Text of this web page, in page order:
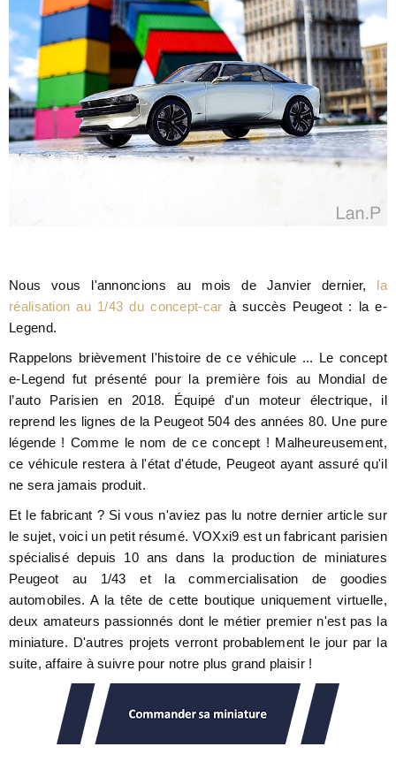
Nous vous l'annoncions au mois de Janvier dernier, la
réalisation au 1/43 du concept-car à succès Peugeot : la e-
Legend.
Rappelons brièvement l'histoire de ce véhicule ... Le concept
e-Legend fut présenté pour la première fois au Mondial de
l’auto Parisien en 2018. Équipé d'un moteur électrique, il
reprend les lignes de la Peugeot 504 des années 80. Une pure
légende ! Comme le nom de ce concept ! Malheureusement,
ce véhicule restera à l'état d'étude, Peugeot ayant assuré qu'il
ne sera jamais produit.
Et le fabricant ? Si vous n'aviez pas lu notre dernier article sur
le sujet, voici un petit résumé. VOXxi9 est un fabricant parisien
spécialisé depuis 10 ans dans la production de miniatures
Peugeot au 1/43 et la commercialisation de goodies
automobiles. A la tête de cette boutique uniquement virtuelle,
deux amateurs passionnés dont le métier premier n'est pas la
miniature. D'autres projets verront probablement le jour par la
suite, affaire à suivre pour notre plus grand plaisir !